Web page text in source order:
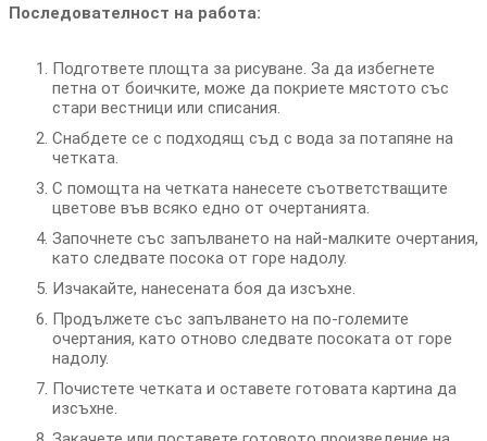
Последователност на работа:
Подгответе площта за рисуване. За да избегнете
петна от боичките, може да покриете мястото със
стари вестници или списания.
Снабдете се с подходящ съд с вода за потапяне на
четката.
С помощта на четката нанесете съответстващите
цветове във всяко едно от очертанията.
Започнете със запълването на най-малките очертания,
като следвате посока от горе надолу.
Изчакайте, нанесената боя да изсъхне.
Продължете със запълването на по-големите
очертания, като отново следвате посоката от горе
надолу.
Почистете четката и оставете готовата картина да
изсъхне.